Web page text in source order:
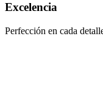
Excelencia
Perfección en cada